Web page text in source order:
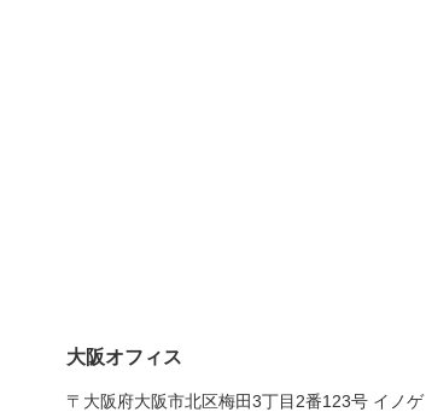
大阪オフィス
〒大阪府大阪市北区梅田3丁目2番123号 イノゲ